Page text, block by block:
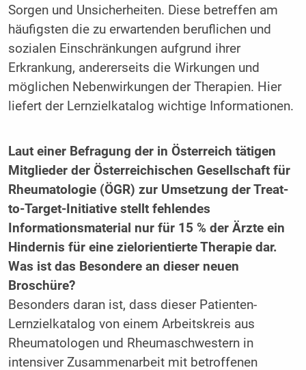
Sorgen und Unsicherheiten. Diese betreffen am
häufigsten die zu erwartenden beruflichen und
sozialen Einschränkungen aufgrund ihrer
Erkrankung, andererseits die Wirkungen und
möglichen Nebenwirkungen der Therapien. Hier
liefert der Lernzielkatalog wichtige Informationen.
Laut einer Befragung der in Österreich tätigen
Mitglieder der Österreichischen Gesellschaft für
Rheumatologie (ÖGR) zur Umsetzung der Treat-
to-Target-Initiative stellt fehlendes
Informationsmaterial nur für 15 % der Ärzte ein
Hindernis für eine zielorientierte Therapie dar.
Was ist das Besondere an dieser neuen
Broschüre?
Besonders daran ist, dass dieser Patienten-
Lernzielkatalog von einem Arbeitskreis aus
Rheumatologen und Rheumaschwestern in
intensiver Zusammenarbeit mit betroffenen